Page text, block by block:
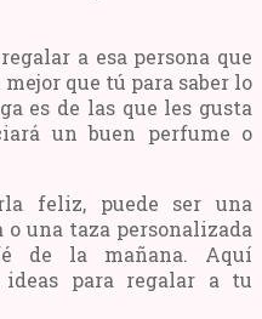
a esa persona que
que tú para saber lo
es de las que les gusta
un buen perfume o
feliz, puede ser una
o una taza personalizada
de la mañana. Aquí
para regalar a tu